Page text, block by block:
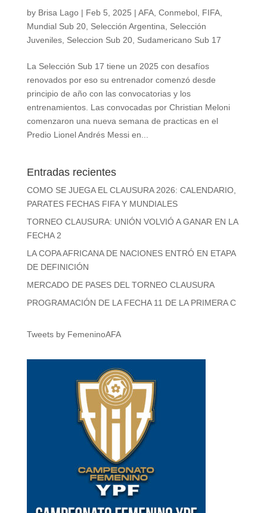
by Brisa Lago| Feb 5, 2025 | AFA, Conmebol, FIFA,
Mundial Sub 20, Selección Argentina
Selección
Juveniles, Seleccion Sub 20, Sudamericano Sub 17
La Selección Sub 17 tiene un 2025 con desafíos
renovados por eso su entrenador comenzó desde
principio de año con las convocatorias y los
entrenamientos. Las convocadas por Christian Meloni
comenzaron una nueva semana de practicas en el
Predio Lionel Andrés Messi en...
Entradas recientes
COMO SE JUEGA EL CLAUSURA 2026: CALENDARIO,
PARATES FECHAS FIFA Y MUNDIALES
TORNEO CLAUSURA: UNIÓN VOLVIÓ A GANAR EN LA
FECHA 2
LA COPA AFRICANA DE NACIONES ENTRÓ EN ETAPA
DE DEFINICIÓN
MERCADO DE PASES DEL TORNEO CLAUSURA
PROGRAMACIÓN DE LA FECHA 11 DE LA PRIMERA C
Tweets by FemeninoAFA